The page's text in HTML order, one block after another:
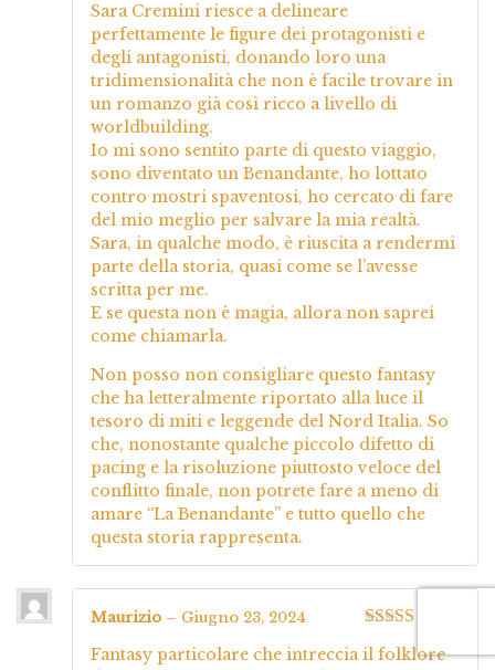
Sara Cremini riesce a delineare
perfettamente le figure dei protagonisti e
degli antagonisti, donando loro una
tridimensionalità che non è facile trovare in
un romanzo già così ricco a livello di
worldbuilding.
Io mi sono sentito parte di questo viaggio,
sono diventato un Benandante, ho lottato
contro mostri spaventosi, ho cercato di fare
del mio meglio per salvare la mia realtà.
Sara, in qualche modo, è riuscita a rendermi
parte della storia, quasi come se l’avesse
scritta per me.
E se questa non è magia, allora non saprei
come chiamarla.
Non posso non consigliare questo fantasy
che ha letteralmente riportato alla luce il
tesoro di miti e leggende del Nord Italia. So
che, nonostante qualche piccolo difetto di
pacing e la risoluzione piuttosto veloce del
conflitto finale, non potrete fare a meno di
amare “La Benandante” e tutto quello che
questa storia rappresenta.
su 5
Maurizio – Giugno 23, 2024
Fantasy particolare che intreccia il folklore